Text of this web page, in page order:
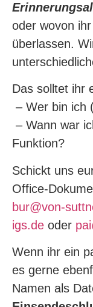
oder wovon
überlassen.
Das solltet ihr
– Wer bin ich
– Wann war
Funktion?
Schickt uns
Office-
bur@von-
igs.de oder
Wenn ihr ein
es gerne
Namen als